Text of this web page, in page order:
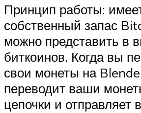
Принцип работы:
собственный запас
можно представить в
биткоинов. Когда вы
свои монеты на
переводит ваши
цепочки и отправляет